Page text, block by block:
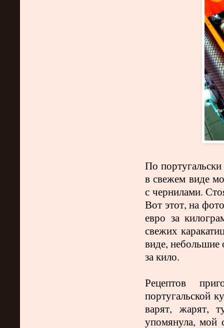
По
в свежем виде
с чернилами.
Вот этот, на
евро за
свежих
виде, небольшие
за кило.
Рецептов
португальской
варят, жарят,
упомянула,